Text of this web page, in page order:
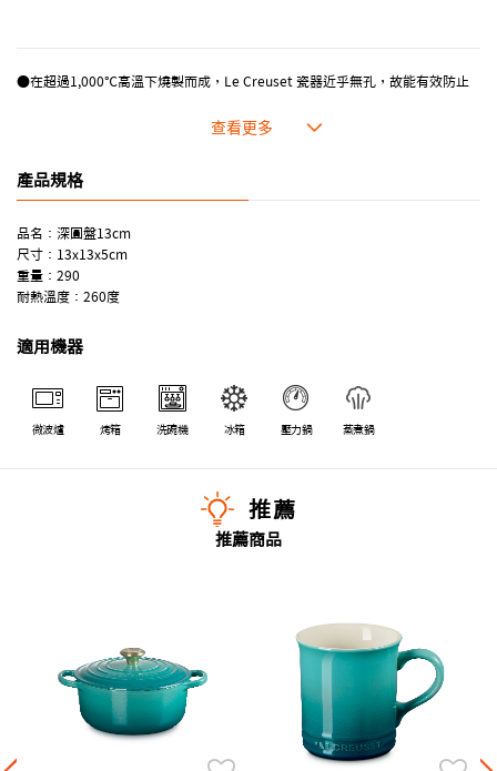
●在超過1,000℃高溫下燒製而成，Le Creuset 瓷器近乎無孔，故能有效防止
●屬於密度高的瓷器體，提高保溫性能。
●顏色多樣，隨意點綴餐廚空間。
產品規格
品名：深圓盤13cm
尺寸：13x13x5cm
重量：290
耐熱溫度：260度
適用機器
微波爐 烤箱 洗碗機 冰箱 壓力鍋 蒸煮鍋
推薦
推薦商品